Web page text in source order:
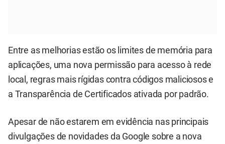
Entre as melhorias estão os limites de memória para
aplicações, uma nova permissão para acesso à rede
local, regras mais rígidas contra códigos maliciosos e
a Transparência de Certificados ativada por padrão.
Apesar de não estarem em evidência nas principais
divulgações de novidades da Google sobre a nova